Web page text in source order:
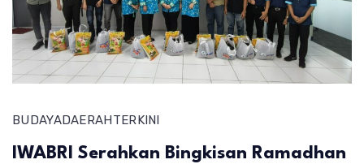
BUDAYADAERAHTERKINI
IWABRI Serahkan Bingkisan Ramadhan